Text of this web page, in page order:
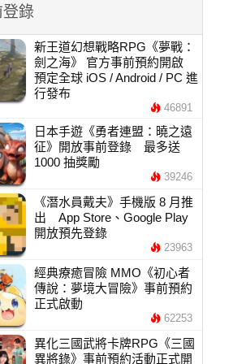
錄
新王道幻想戰略RPG《夢戰：
劍之海》 官方事前預約開啟
預定全球 iOS / Android / PC 進
行發布
46891
日本手遊《勇者連盟：曉之遠
征》開放事前登錄 最多送
1000 抽獎勵
39246
《潛水員戴夫》手機版 8 月推
出 App Store、Google Play
開放預先登錄
23963
經典療癒冒險 MMO《初心者
傳說：夢境大冒險》事前預約
正式啟動
62253
異化三國武將卡牌RPG《三國
異將錄》事前預約活動正式開